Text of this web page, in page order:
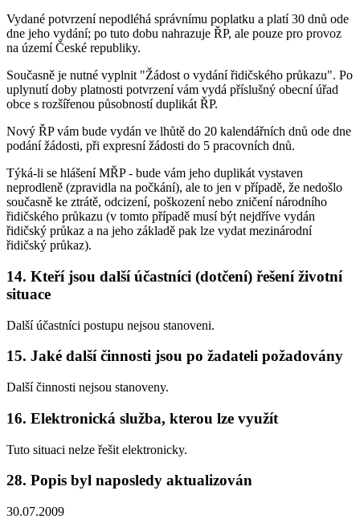
Vydané potvrzení nepodléhá správnímu poplatku a platí 30 dnů ode
dne jeho vydání; po tuto dobu nahrazuje ŘP, ale pouze pro provoz
na území České republiky.
Současně je nutné vyplnit "Žádost o vydání řidičského průkazu". Po
uplynutí doby platnosti potvrzení vám vydá příslušný obecní úřad
obce s rozšířenou působností duplikát ŘP.
Nový ŘP vám bude vydán ve lhůtě do 20 kalendářních dnů ode dne
podání žádosti, při expresní žádosti do 5 pracovních dnů.
Týká-li se hlášení MŘP - bude vám jeho duplikát vystaven
neprodleně (zpravidla na počkání), ale to jen v případě, že nedošlo
současně ke ztrátě, odcizení, poškození nebo zničení národního
řidičského průkazu (v tomto případě musí být nejdříve vydán
řidičský průkaz a na jeho základě pak lze vydat mezinárodní
řidičský průkaz).
14. Kteří jsou další účastníci (dotčení) řešení životní
situace
Další účastníci postupu nejsou stanoveni.
15. Jaké další činnosti jsou po žadateli požadovány
Další činnosti nejsou stanoveny.
16. Elektronická služba, kterou lze využít
Tuto situaci nelze řešit elektronicky.
28. Popis byl naposledy aktualizován
30.07.2009